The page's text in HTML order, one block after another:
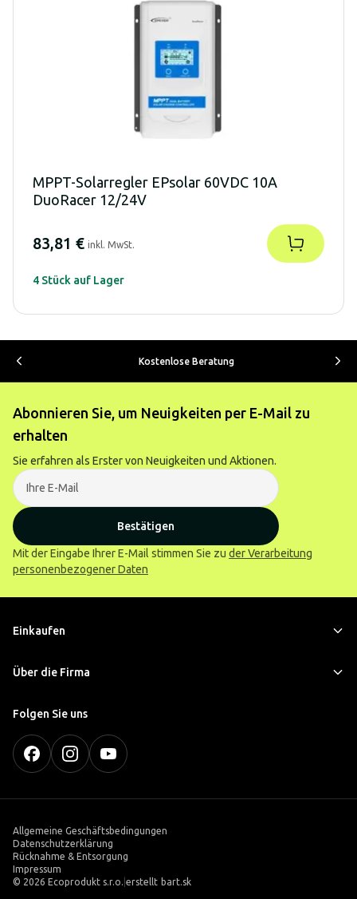
MPPT-Solarregler EPsolar 60VDC 10A
DuoRacer 12/24V
83,81 € inkl. MwSt.
4 Stück auf Lager
Kostenlose Beratung
Abonnieren Sie, um Neuigkeiten per E-Mail zu
erhalten
Sie erfahren als Erster von Neuigkeiten und Aktionen.
Bestätigen
Mit der Eingabe Ihrer E-Mail stimmen Sie zu der Verarbeitung
personenbezogener Daten
Einkaufen
Über die Firma
Folgen Sie uns
Allgemeine Geschäftsbedingungen
Datenschutzerklärung
Rücknahme & Entsorgung
Impressum
© 2026 Ecoprodukt s.r.o. erstellt bart.sk